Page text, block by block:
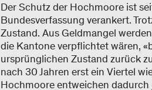
Der Schutz der Hochmoore ist
Bundesverfassung verankert.
Zustand. Aus Geldmangel
die Kantone verpflichtet wären,
ursprünglichen Zustand zurück
nach 30 Jahren erst ein Viertel
Hochmoore entweichen dadurch